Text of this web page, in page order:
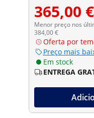
365,00 €
Menor preço nos
384,00 €
Oferta por
Preço mais
Em stock
ENTREGA